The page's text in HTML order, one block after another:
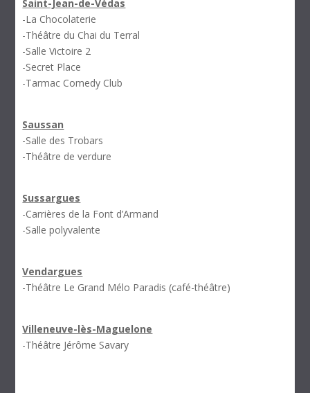
Saint-Jean-de-Védas
-La Chocolaterie
-Théâtre du Chai du Terral
-Salle Victoire 2
-Secret Place
-Tarmac Comedy Club
Saussan
-Salle des Trobars
-Théâtre de verdure
Sussargues
-Carrières de la Font d’Armand
-Salle polyvalente
Vendargues
-Théâtre Le Grand Mélo Paradis (café-théâtre)
Villeneuve-lès-Maguelone
-Théâtre Jérôme Savary